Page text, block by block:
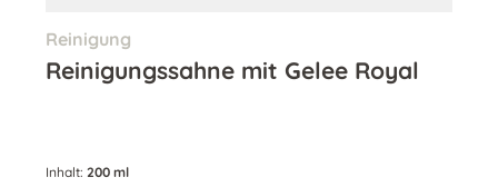
Reinigung
Reinigungssahne mit Gelee Royal
Inhalt: 200 ml